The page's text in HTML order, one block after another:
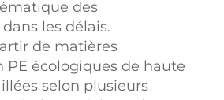
tous
—
en
les
des
les délais.
de matières
PE écologiques de haute
selon plusieurs